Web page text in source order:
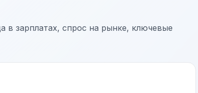
в зарплатах, спрос на рынке, ключевые